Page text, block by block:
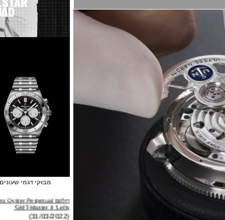
מבזקי דגמי שעונים
GMT-Master II "Lefty"